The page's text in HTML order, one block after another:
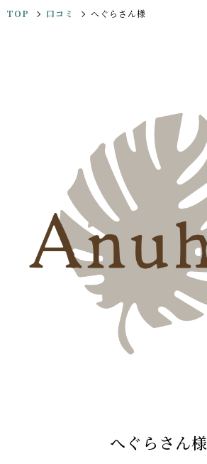
TOP 口コミ へぐらさん様
へぐらさん様